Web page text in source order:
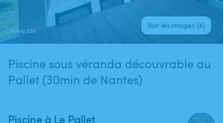
Voir les images (4)
Piscine sous véranda découvrable au
Pallet (30min de Nantes)
Piscine à Le Pallet